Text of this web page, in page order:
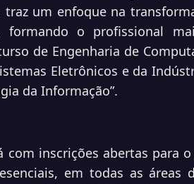
traz um enfoque na
formando o profissional
de Engenharia de
Eletrônicos e da
da Informação”.
com inscrições abertas para
em todas as áreas